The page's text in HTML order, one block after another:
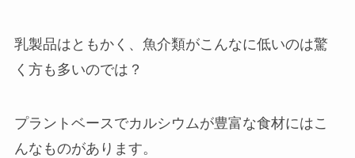
乳製品はともかく、魚介類がこんなに低いのは驚
く方も多いのでは？
プラントベースでカルシウムが豊富な食材にはこ
んなものがあります。